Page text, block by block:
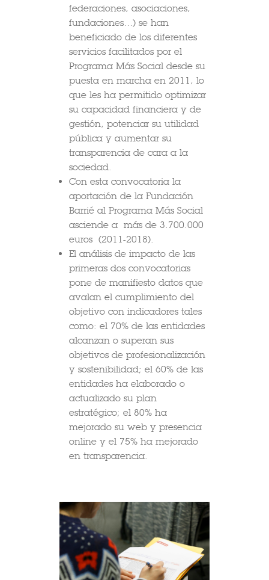
federaciones, asociaciones,
fundaciones…) se han
beneficiado de los diferentes
servicios facilitados por el
Programa Más Social desde su
puesta en marcha en 2011, lo
que les ha permitido optimizar
su capacidad financiera y de
gestión, potenciar su utilidad
pública y aumentar su
transparencia de cara a la
sociedad.
Con esta convocatoria la
aportación de la Fundación
Barrié al Programa Más Social
asciende a más de 3.700.000
euros (2011-2018).
El análisis de impacto de las
primeras dos convocatorias
pone de manifiesto datos que
avalan el cumplimiento del
objetivo con indicadores tales
como: el 70% de las entidades
alcanzan o superan sus
objetivos de profesionalización
y sostenibilidad; el 60% de las
entidades ha elaborado o
actualizado su plan
estratégico; el 80% ha
mejorado su web y presencia
online y el 75% ha mejorado
en transparencia.